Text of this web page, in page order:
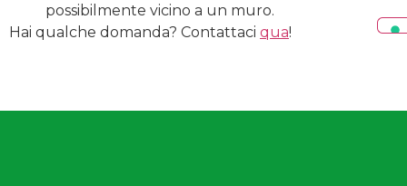
possibilmente vicino a un muro.
Hai qualche domanda? Contattaci qua!